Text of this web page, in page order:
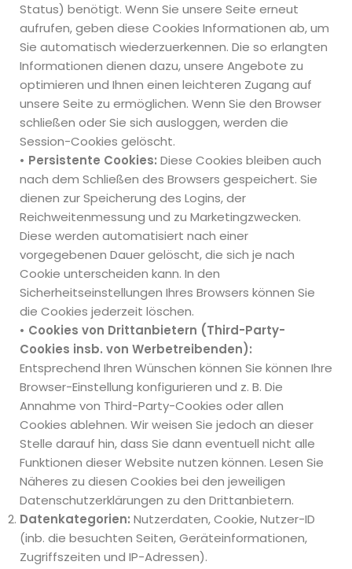
Status) benötigt. Wenn Sie unsere Seite erneut
aufrufen, geben diese Cookies Informationen ab, um
Sie automatisch wiederzuerkennen. Die so erlangten
Informationen dienen dazu, unsere Angebote zu
optimieren und Ihnen einen leichteren Zugang auf
unsere Seite zu ermöglichen. Wenn Sie den Browser
schließen oder Sie sich ausloggen, werden die
Session-Cookies gelöscht.
• Persistente Cookies: Diese Cookies bleiben auch
nach dem Schließen des Browsers gespeichert. Sie
dienen zur Speicherung des Logins, der
Reichweitenmessung und zu Marketingzwecken.
Diese werden automatisiert nach einer
vorgegebenen Dauer gelöscht, die sich je nach
Cookie unterscheiden kann. In den
Sicherheitseinstellungen Ihres Browsers können Sie
die Cookies jederzeit löschen.
• Cookies von Drittanbietern (Third-Party-
Cookies insb. von Werbetreibenden):
Entsprechend Ihren Wünschen können Sie können Ihre
Browser-Einstellung konfigurieren und z. B. Die
Annahme von Third-Party-Cookies oder allen
Cookies ablehnen. Wir weisen Sie jedoch an dieser
Stelle darauf hin, dass Sie dann eventuell nicht alle
Funktionen dieser Website nutzen können. Lesen Sie
Näheres zu diesen Cookies bei den jeweiligen
Datenschutzerklärungen zu den Drittanbietern.
Datenkategorien: Nutzerdaten, Cookie, Nutzer-ID
(inb. die besuchten Seiten, Geräteinformationen,
Zugriffszeiten und IP-Adressen).